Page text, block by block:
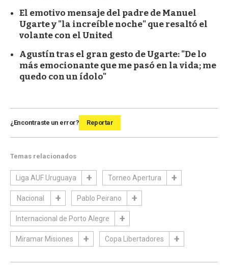
El emotivo mensaje del padre de Manuel
Ugarte y "la increíble noche" que resaltó el
volante con el United
Agustín tras el gran gesto de Ugarte: "De lo
más emocionante que me pasó en la vida; me
quedo con un ídolo"
¿Encontraste un error? Reportar
Temas relacionados
Liga AUF Uruguaya Torneo Apertura
Nacional Pablo Peirano
Internacional de Porto Alegre
Miramar Misiones Copa Libertadores